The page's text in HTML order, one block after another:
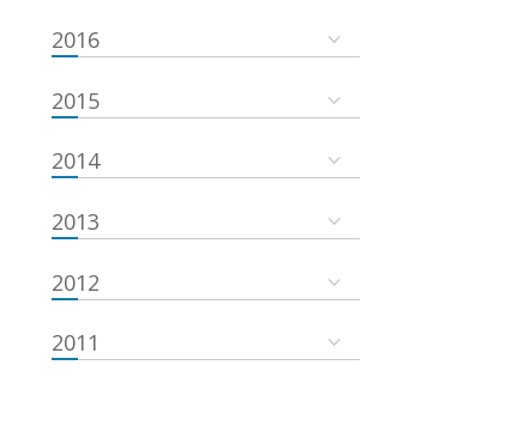
2016
2015
2014
2013
2012
2011